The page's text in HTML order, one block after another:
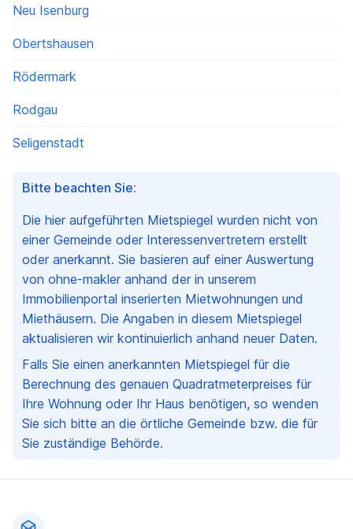
Bitte beachten Sie:
Die hier aufgeführten Mietspiegel wurden nicht von
einer Gemeinde oder Interessenvertretern erstellt
oder anerkannt. Sie basieren auf einer Auswertung
von ohne-makler anhand der in unserem
Immobilienportal inserierten Mietwohnungen und
Miethäusern. Die Angaben in diesem Mietspiegel
aktualisieren wir kontinuierlich anhand neuer Daten.
Falls Sie einen anerkannten Mietspiegel für die
Berechnung des genauen Quadratmeterpreises für
Ihre Wohnung oder Ihr Haus benötigen, so wenden
Sie sich bitte an die örtliche Gemeinde bzw. die für
Sie zuständige Behörde.
Neu Isenburg
Obertshausen
Rödermark
Rodgau
Seligenstadt